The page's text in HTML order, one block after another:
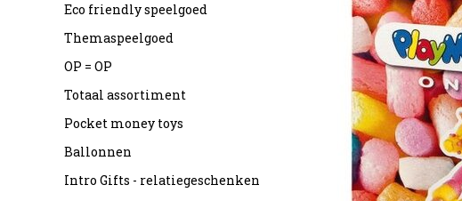
Eco friendly speelgoed
Themaspeelgoed
OP = OP
Totaal assortiment
Pocket money toys
Ballonnen
Intro Gifts - relatiegeschenken